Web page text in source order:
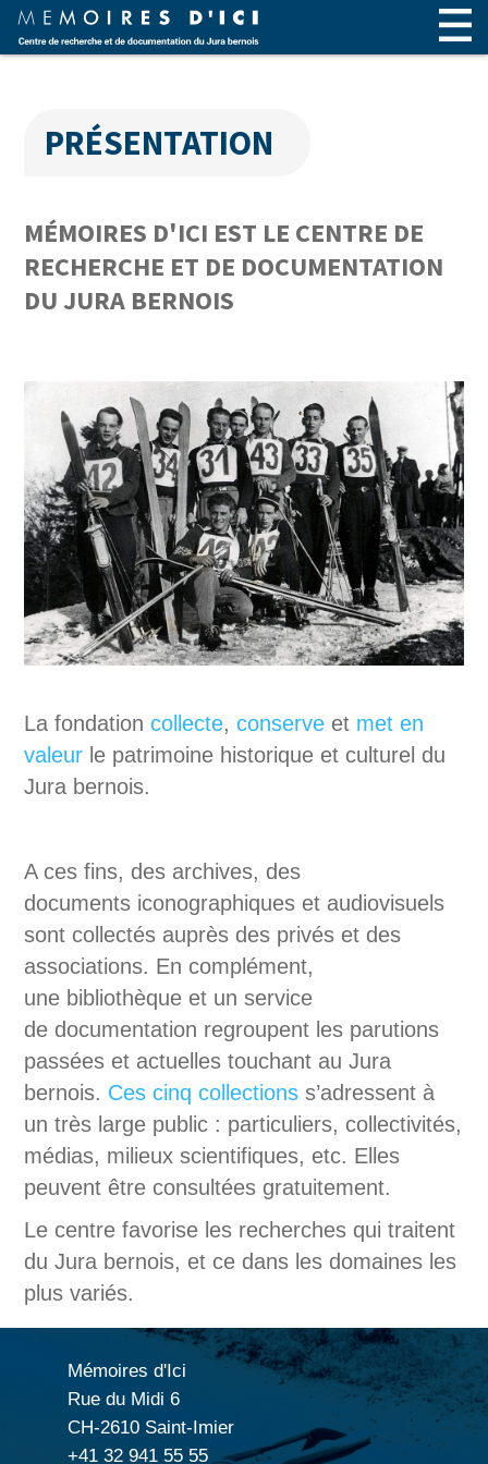
PRÉSENTATION
MÉMOIRES D'ICI EST LE CENTRE DE
RECHERCHE ET DE DOCUMENTATION
DU JURA BERNOIS
La fondationcollecte,conserve et met en
valeur le patrimoine historique et culturel du
Jura bernois.
A ces fins, des archives, des
documents iconographiques et audiovisuels
sont collectés auprès des privés et des
associations. En complément,
une bibliothèque et un service
de documentation regroupent les parutions
passées et actuelles touchant au Jura
bernois. Ces cinq collectionss’adressent à
un très large public : particuliers, collectivités,
médias, milieux scientifiques, etc. Elles
peuvent être consultées gratuitement.
Le centre favorise les recherches qui traitent
du Jura bernois, et ce dans les domaines les
plus variés.
Mémoires d'Ici
Rue du Midi 6
CH-2610 Saint-Imier
+41 32 941 55 55